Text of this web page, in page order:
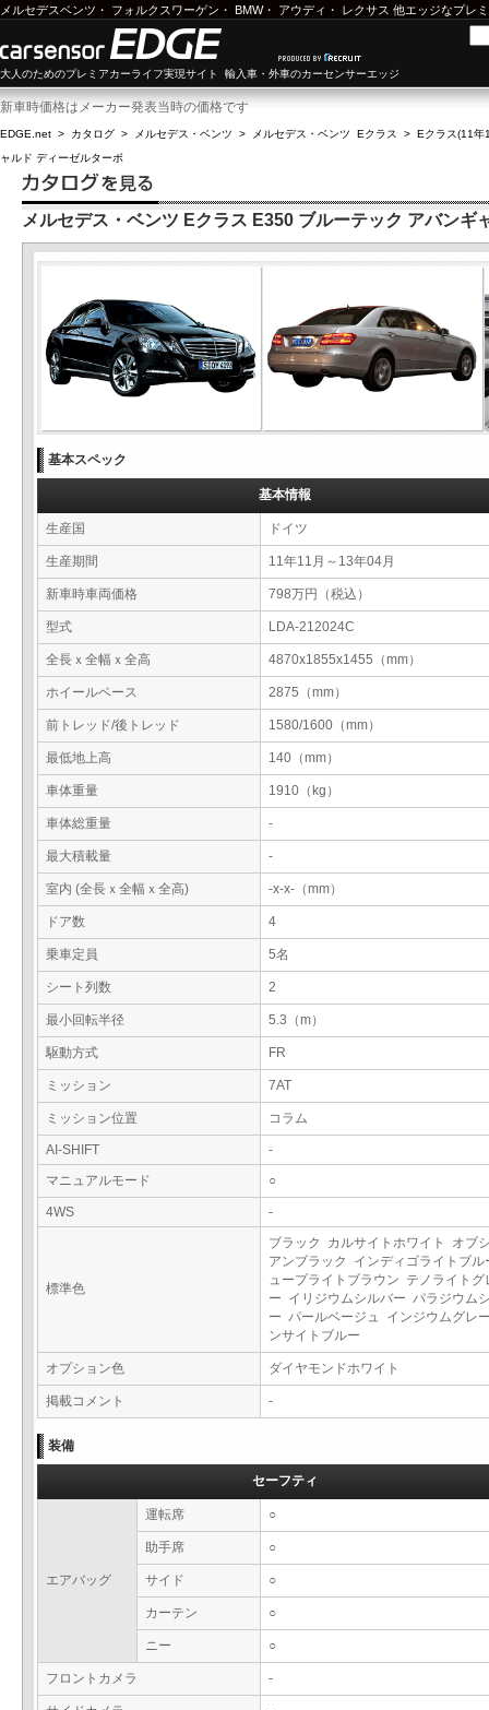
メルセデスベンツ ・ フォルクスワーゲン ・ BMW・ アウディ ・ レクサス 他エッジなプレ
大人のためのプレミアカーライフ実現サイト 輸入車・外車のカーセンサーエッジ
新車時価格はメーカー発表当時の価格です
EDGE.net > カタログ > メルセデス・ベンツ > メルセデス・ベンツ Eクラス > Eクラス(11年
ャルド ディーゼルターボ
メルセデス・ベンツ Eクラス E350 ブルーテック アバンギ
基本スペック
基本情報
生産国 ドイツ
生産期間 11年11月～13年04月
新車時車両価格 798万円（税込）
型式 LDA-212024C
全長ｘ全幅ｘ全高 4870x1855x1455（mm）
ホイールベース 2875（mm）
前トレッド/後トレッド 1580/1600（mm）
最低地上高 140（mm）
車体重量 1910（kg）
車体総重量 -
最大積載量 -
室内 (全長ｘ全幅ｘ全高) -x-x-（mm）
ドア数 4
乗車定員 5名
シート列数 2
最小回転半径 5.3（m）
駆動方式 FR
ミッション 7AT
ミッション位置 コラム
AI-SHIFT
-
マニュアルモード
○
4WS -
標準色
ブラック カルサイトホワイト オブ
アンブラック インディゴライトブ
ュープライトブラウン テノライトグ
ー イリジウムシルバー パラジウム
ー パールベージュ インジウムグレ
ンサイトブルー
オプション色 ダイヤモンドホワイト
掲載コメント -
装備
セーフティ
エアバッグ
運転席 ○
助手席 ○
サイド ○
カーテン ○
ニー ○
フロントカメラ -